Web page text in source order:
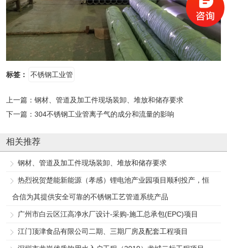
标签： 不锈钢工业管
上一篇： 钢材、管道及加工件现场装卸、堆放和储存要求
下一篇： 304不锈钢工业管离子气的成分和流量的影响
相关推荐
钢材、管道及加工件现场装卸、堆放和储存要求
热烈祝贺楚能新能源（孝感）锂电池产业园项目顺利投产，恒
合信为其提供安全可靠的不锈钢工艺管道系统产品
广州市白云区江高净水厂设计-采购-施工总承包(EPC)项目
江门顶津食品有限公司二期、三期厂房及配套工程项目